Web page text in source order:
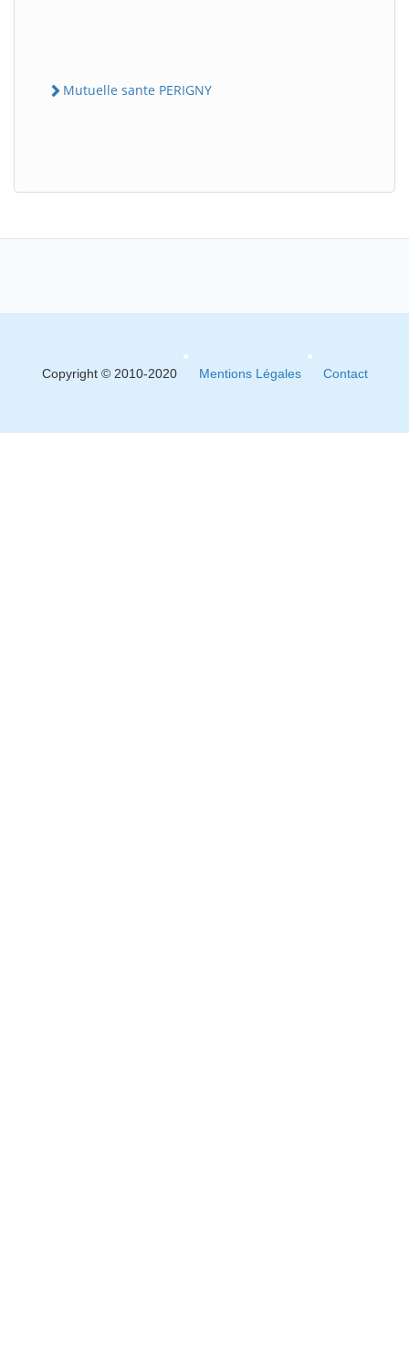
Mutuelle sante PERIGNY
Copyright © 2010-2020 Mentions Légales Contact